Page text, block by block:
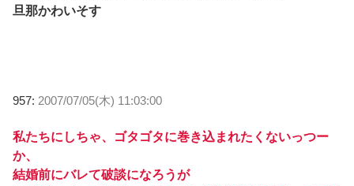
旦那かわいそす
957: 2007/07/05(木) 11:03:00
私たちにしちゃ、ゴタゴタに巻き込まれたくないっつー
か、
結婚前にバレて破談になろうが